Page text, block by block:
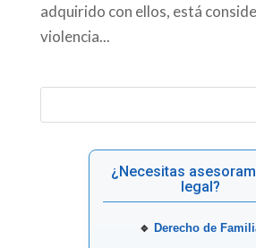
adquirido con ellos, está
violencia...
¿Necesitas
legal?
🔹Derecho de